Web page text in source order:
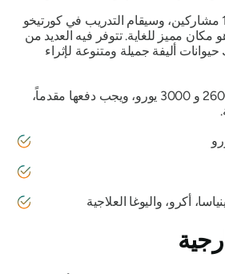
قبول ما يصل إلى 10 مشاركين، وسيقام التدريب في كورتيخو
مكان مميز للغاية. تتوفر فيه العديد من
أليفة جميلة ومتنوعة لإثراء
سعر الباقة يتراوح بين 2600 و 3000 يورو، ويجب دفعها مقدماً،
أكرو، واليوغا العلاجية